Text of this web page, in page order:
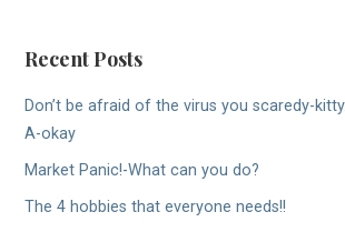
Recent Posts
Don’t be afraid of the virus you scaredy-
A-okay
Market Panic!-What can you do?
The 4 hobbies that everyone needs!!